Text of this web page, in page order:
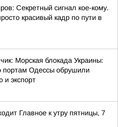
Секретный сигнал кое-кому.
красивый кадр по пути в
Морская блокада Украины:
портам Одессы обрушили
и экспорт
Главное к утру пятницы, 7